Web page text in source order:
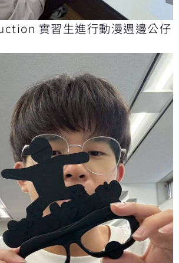
實習生進行動漫週邊公仔